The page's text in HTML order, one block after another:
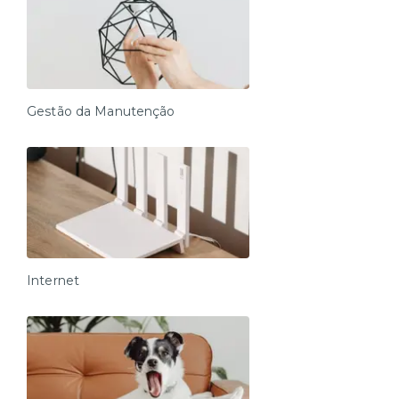
Gestão da Manutenção
Internet